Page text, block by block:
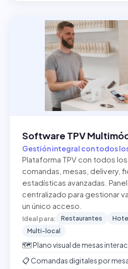
Software TPV
Gestión integral con todos
Plataforma TPV con todos
comandas, mesas, delivery,
estadísticas avanzadas.
centralizado para gestionar
un único acceso.
Ideal para: Restaurantes
Multi-local
🗺️ Plano visual de mesas
📋 Comandas digitales por